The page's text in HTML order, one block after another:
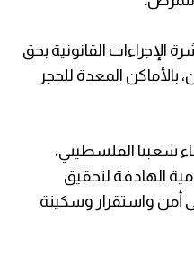
الإجراءات القانونية بحق
بالأماكن المعدة للحجر
شعبنا الفلسطيني،
الهادفة لتحقيق
أمن واستقرار وسكينة